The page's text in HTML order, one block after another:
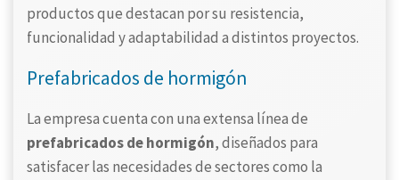
productos que destacan por su resistencia,
funcionalidad y adaptabilidad a distintos proyectos.
Prefabricados de hormigón
La empresa cuenta con una extensa línea de
prefabricados de hormigón, diseñados para
satisfacer las necesidades de sectores como la